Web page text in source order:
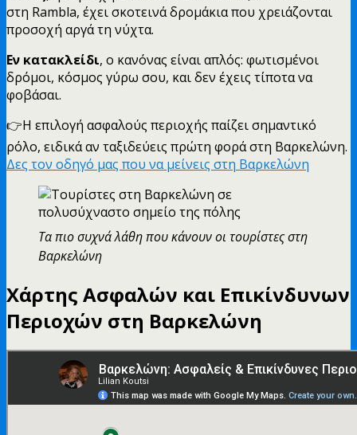
στη Rambla, έχει σκοτεινά δρομάκια που χρειάζονται
προσοχή αργά τη νύχτα.
Εν κατακλείδι, ο κανόνας είναι απλός: φωτισμένοι
δρόμοι, κόσμος γύρω σου, και δεν έχεις τίποτα να
φοβάσαι.
👉Η επιλογή ασφαλούς περιοχής παίζει σημαντικό
ρόλο, ειδικά αν ταξιδεύεις πρώτη φορά στη Βαρκελώνη.
Δες τον οδηγό μας που να μείνεις στη Βαρκελώνη
Τα πιο συχνά λάθη που κάνουν οι τουρίστες στη
Βαρκελώνη
Χάρτης Ασφαλών και Επικίνδυνων
Περιοχών στη Βαρκελώνη